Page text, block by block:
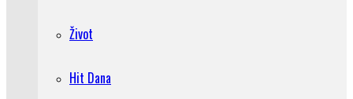
Život
Hit Dana